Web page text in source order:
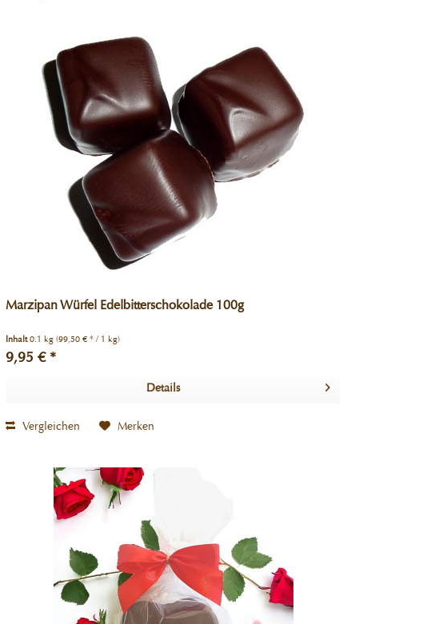
Marzipan Würfel Edelbitterschokolade 100g
Inhalt0.1 kg(99,50 € * / 1 kg)
9,95 € *
Details
Vergleichen Merken